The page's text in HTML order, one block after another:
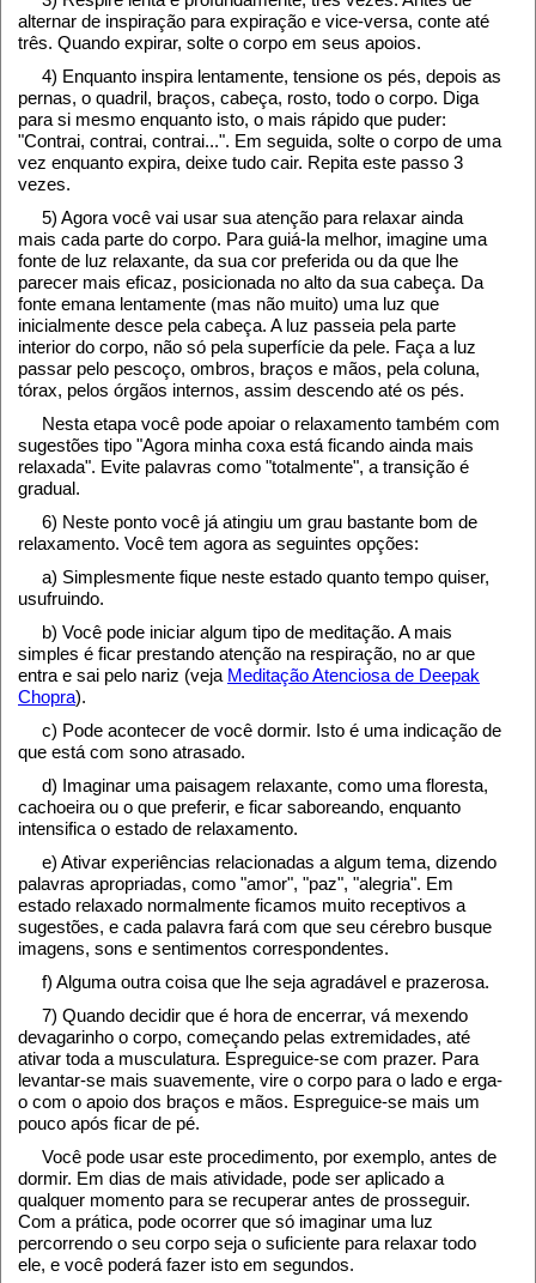
alternar de inspiração para expiração e vice-versa, conte até
três. Quando expirar, solte o corpo em seus apoios.
4) Enquanto inspira lentamente, tensione os pés, depois as
pernas, o quadril, braços, cabeça, rosto, todo o corpo. Diga
para si mesmo enquanto isto, o mais rápido que puder:
"Contrai, contrai, contrai...". Em seguida, solte o corpo de uma
vez enquanto expira, deixe tudo cair. Repita este passo 3
vezes.
5) Agora você vai usar sua atenção para relaxar ainda
mais cada parte do corpo. Para guiá-la melhor, imagine uma
fonte de luz relaxante, da sua cor preferida ou da que lhe
parecer mais eficaz, posicionada no alto da sua cabeça. Da
fonte emana lentamente (mas não muito) uma luz que
inicialmente desce pela cabeça. A luz passeia pela parte
interior do corpo, não só pela superfície da pele. Faça a luz
passar pelo pescoço, ombros, braços e mãos, pela coluna,
tórax, pelos órgãos internos, assim descendo até os pés.
Nesta etapa você pode apoiar o relaxamento também com
sugestões tipo "Agora minha coxa está ficando ainda mais
relaxada". Evite palavras como "totalmente", a transição é
gradual.
6) Neste ponto você já atingiu um grau bastante bom de
relaxamento. Você tem agora as seguintes opções:
a) Simplesmente fique neste estado quanto tempo quiser,
usufruindo.
b) Você pode iniciar algum tipo de meditação. A mais
simples é ficar prestando atenção na respiração, no ar que
entra e sai pelo nariz (veja Meditação Atenciosa de Deepak
Chopra).
c) Pode acontecer de você dormir. Isto é uma indicação de
que está com sono atrasado.
d) Imaginar uma paisagem relaxante, como uma floresta,
cachoeira ou o que preferir, e ficar saboreando, enquanto
intensifica o estado de relaxamento.
e) Ativar experiências relacionadas a algum tema, dizendo
palavras apropriadas, como "amor", "paz", "alegria". Em
estado relaxado normalmente ficamos muito receptivos a
sugestões, e cada palavra fará com que seu cérebro busque
imagens, sons e sentimentos correspondentes.
f) Alguma outra coisa que lhe seja agradável e prazerosa.
7) Quando decidir que é hora de encerrar, vá mexendo
devagarinho o corpo, começando pelas extremidades, até
ativar toda a musculatura. Espreguice-se com prazer. Para
levantar-se mais suavemente, vire o corpo para o lado e erga-
o com o apoio dos braços e mãos. Espreguice-se mais um
pouco após ficar de pé.
Você pode usar este procedimento, por exemplo, antes de
dormir. Em dias de mais atividade, pode ser aplicado a
qualquer momento para se recuperar antes de prosseguir.
Com a prática, pode ocorrer que só imaginar uma luz
percorrendo o seu corpo seja o suficiente para relaxar todo
ele, e você poderá fazer isto em segundos.